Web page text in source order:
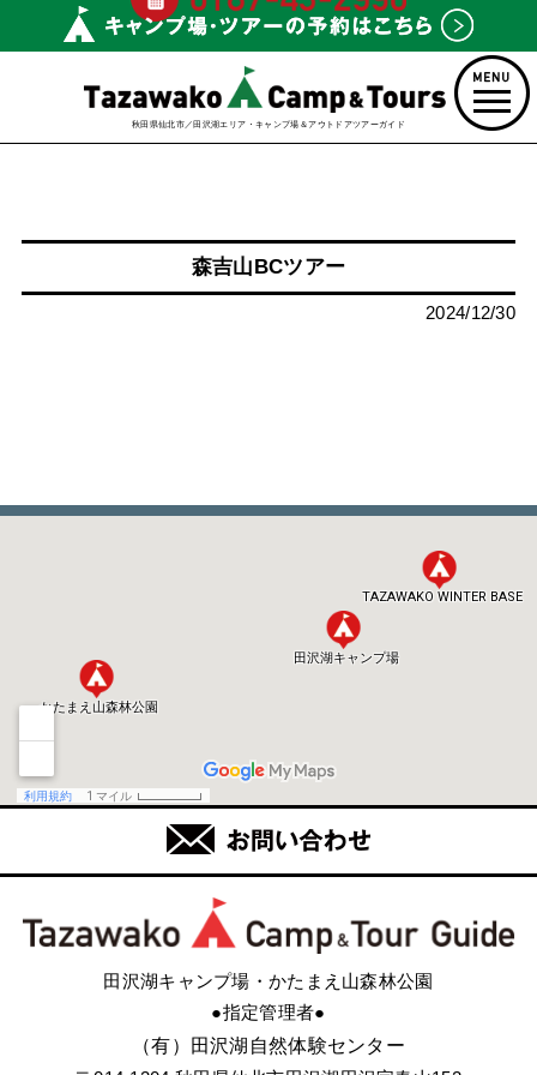
秋田県仙北市／田沢湖エリア・キャンプ場＆アウトドアツアーガイド
森吉山BCツアー
2024/12/30
田沢湖キャンプ場・かたまえ山森林公園
●指定管理者●
（有）田沢湖自然体験センター